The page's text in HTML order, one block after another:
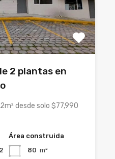
2 plantas en
desde solo $77,990
Área construida
80 m²